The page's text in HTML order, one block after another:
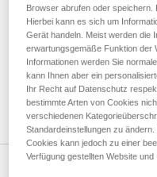
Zum
Anfang
Details
Browser abrufen oder speichern.
Hierbei kann es sich um
Gerät handeln. Meist werden die
erwartungsgemäße Funktion der
Informationen werden Sie
kann Ihnen aber ein
Ihr Recht auf Datenschutz
bestimmte Arten von Cookies
verschiedenen
Standardeinstellungen zu
Cookies kann jedoch zu einer
Verfügung gestellten Website und